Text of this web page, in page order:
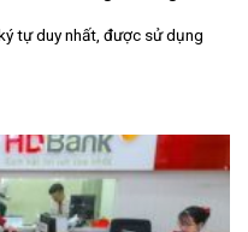
tự duy nhất, được sử dụng